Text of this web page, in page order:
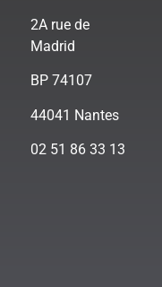
2A rue de
Madrid
BP 74107
44041 Nantes
02 51 86 33 13